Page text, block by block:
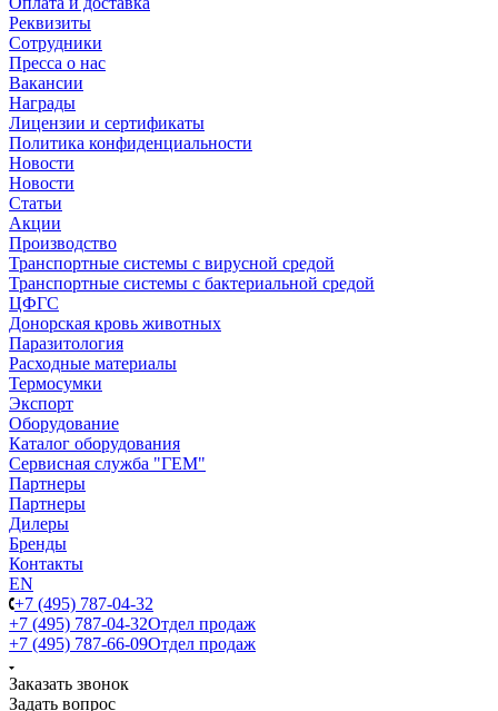
Реквизиты
Сотрудники
Пресса о нас
Вакансии
Награды
Лицензии и сертификаты
Политика конфиденциальности
Новости
Новости
Статьи
Акции
Производство
Транспортные системы с вирусной средой
Транспортные системы с бактериальной средой
ЦФГС
Донорская кровь животных
Паразитология
Расходные материалы
Термосумки
Экспорт
Оборудование
Каталог оборудования
Сервисная служба "ГЕМ"
Партнеры
Партнеры
Дилеры
Бренды
Контакты
EN
+7 (495) 787-04-32
+7 (495) 787-04-32Отдел продаж
+7 (495) 787-66-09Отдел продаж
Заказать звонок
Задать вопрос